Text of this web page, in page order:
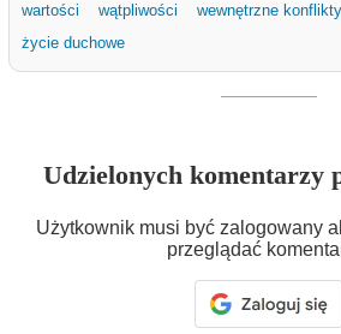
wartości
wątpliwości wewnętrzne konflikty
życie duchowe
Udzielonych komentarzy
Użytkownik musi być zalogowany
przeglądać